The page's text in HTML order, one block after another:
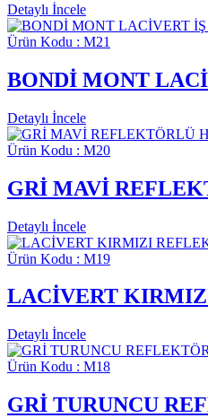
Detaylı İncele
Ürün Kodu : M21
BONDİ MONT
Detaylı İncele
Ürün Kodu : M20
GRİ MAVİ
Detaylı İncele
Ürün Kodu : M19
LACİVERT
Detaylı İncele
Ürün Kodu : M18
GRİ TURUNCU